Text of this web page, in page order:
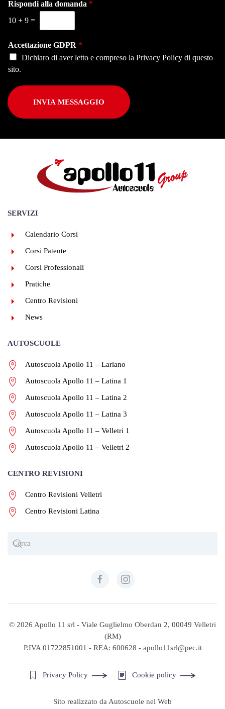
Rispondi alla domanda *
10 + 9 =
Accettazione GDPR *
Dichiaro di aver letto e compreso la Privacy Policy di questo
sito.
INVIA MESSAGGIO
SERVIZI
Calendario Corsi
Corsi Patente
Corsi Professionali
Pratiche
Centro Revisioni
News
AUTOSCUOLE
Autoscuola Apollo 11 – Lariano
Autoscuola Apollo 11 – Latina 1
Autoscuola Apollo 11 – Latina 2
Autoscuola Apollo 11 – Latina 3
Autoscuola Apollo 11 – Velletri 1
Autoscuola Apollo 11 – Velletri 2
CENTRO REVISIONI
Centro Revisioni Velletri
Centro Revisioni Latina
© 2026 Apollo 11 srl - Viale Guglielmo Oberdan 2, 00049 Velletri
(RM)
P.IVA 01722851001 - REA: 600628 - apollo11srl@pec.it
Privacy Policy Cookie policy
Sito realizzato da Autoscuole nel Web